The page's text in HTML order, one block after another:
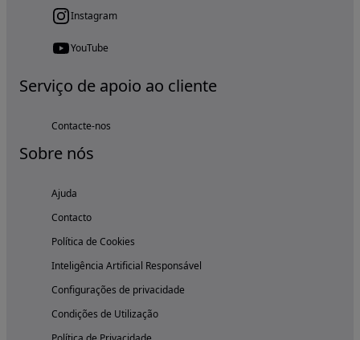
Instagram
YouTube
Serviço de apoio ao cliente
Contacte-nos
Sobre nós
Ajuda
Contacto
Política de Cookies
Inteligência Artificial Responsável
Configurações de privacidade
Condições de Utilização